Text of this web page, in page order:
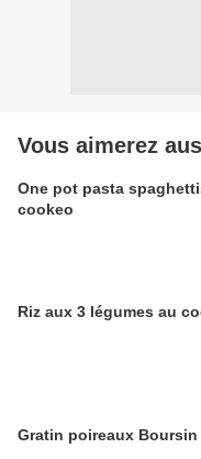
Vous aimerez
One pot pasta
cookeo
Riz aux 3 légumes au
Gratin poireaux